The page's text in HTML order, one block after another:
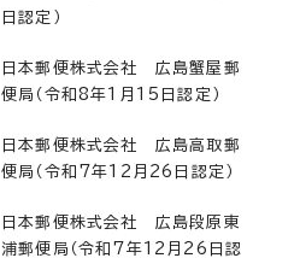
日認定）
日本郵便株式会社 広島蟹屋郵
便局（令和8年1月15日認定）
日本郵便株式会社 広島高取郵
便局（令和7年12月26日認定）
日本郵便株式会社 広島段原東
浦郵便局（令和7年12月26日認